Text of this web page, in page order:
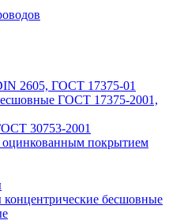
2605, ГОСТ 17375-01
ГОСТ 17375-2001,
30753-2001
покрытием
бесшовные